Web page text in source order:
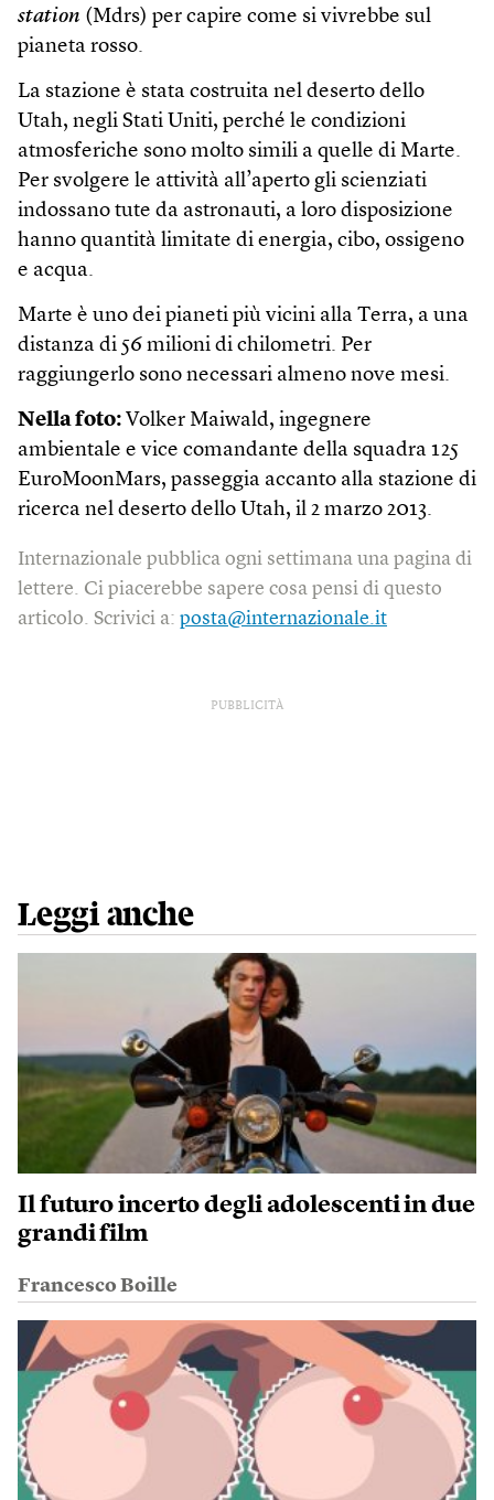
station (Mdrs) per capire come si vivrebbe sul
pianeta rosso.
La stazione è stata costruita nel deserto dello
Utah, negli Stati Uniti, perché le condizioni
atmosferiche sono molto simili a quelle di Marte.
Per svolgere le attività all’aperto gli scienziati
indossano tute da astronauti, a loro disposizione
hanno quantità limitate di energia, cibo, ossigeno
e acqua.
Marte è uno dei pianeti più vicini alla Terra, a una
distanza di 56 milioni di chilometri. Per
raggiungerlo sono necessari almeno nove mesi.
Nella foto: Volker Maiwald, ingegnere
ambientale e vice comandante della squadra 125
EuroMoonMars, passeggia accanto alla stazione di
ricerca nel deserto dello Utah, il 2 marzo 2013.
Internazionale pubblica ogni settimana una pagina di
lettere. Ci piacerebbe sapere cosa pensi di questo
articolo. Scrivici a: posta@internazionale.it
PUBBLICITÀ
Leggi anche
Il futuro incerto degli adolescenti in due
grandi film
Francesco Boille